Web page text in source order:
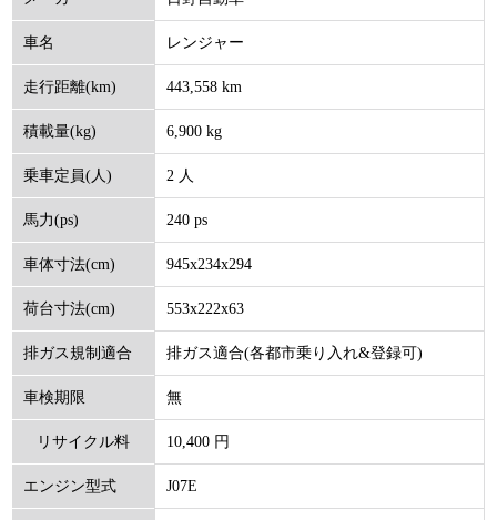
車名 レンジャー
走行距離(km) 443,558 km
積載量(kg) 6,900 kg
乗車定員(人) 2 人
馬力(ps) 240 ps
車体寸法(cm) 945x234x294
荷台寸法(cm) 553x222x63
排ガス規制適合 排ガス適合(各都市乗り入れ&登録可)
車検期限 無
リサイクル料
(円)
10,400 円
エンジン型式 J07E